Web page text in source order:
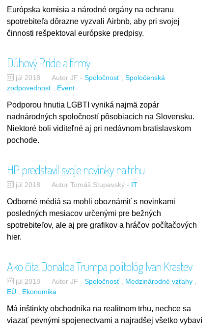
Európska komisia a národné orgány na ochranu
spotrebiteľa dôrazne vyzvali Airbnb, aby pri svojej
činnosti rešpektoval európske predpisy.
Dúhový Pride a firmy
júl 2018 Autor JF-Spoločnosť
Spoločenská
zodpovednosť
Event
Podporou hnutia LGBTI vyniká najmä zopár
nadnárodných spoločností pôsobiacich na Slovensku.
Niektoré boli viditeľné aj pri nedávnom bratislavskom
pochode.
HP predstavil svoje novinky na trhu
júl 2018 Autor Tomáš Stupavský- IT
Odborné médiá sa mohli oboznámiť s novinkami
posledných mesiacov určenými pre bežných
spotrebiteľov, ale aj pre grafikov a hráčov počítačových
hier.
Ako číta Donalda Trumpa politológ Ivan Krastev
júl 2018 Autor JF-Spoločnosť
Medzinárodné vzťahy
EÚ
Ekonomika
Má inštinkty obchodníka na realitnom trhu, nechce sa
viazať pevnými spojenectvami a najradšej všetko vybaví